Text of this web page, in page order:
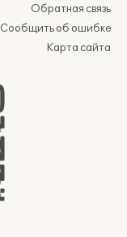
Обратная связь
Сообщить об ошибке
Карта сайта